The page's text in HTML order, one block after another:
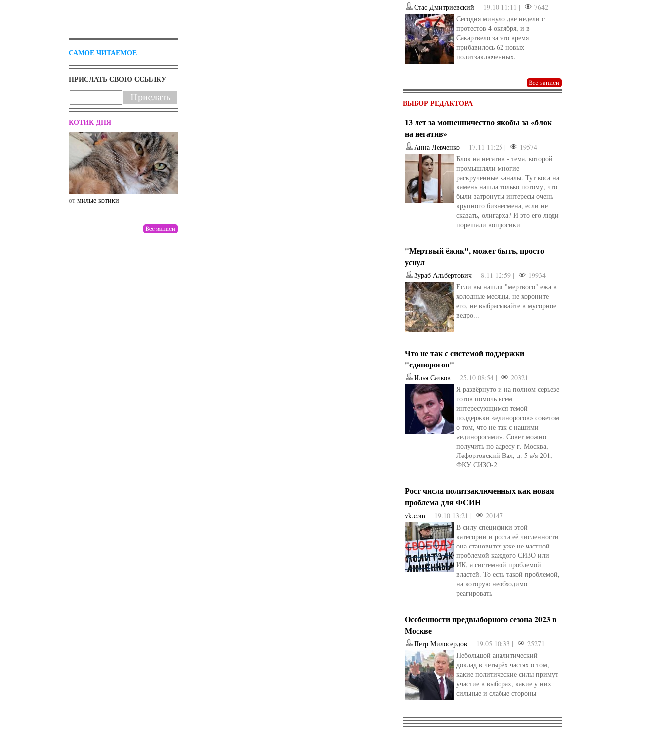
САМОЕ ЧИТАЕМОЕ
ПРИСЛАТЬ СВОЮ ССЫЛКУ
КОТИК ДНЯ
отмилые котики Ирина Иновели от kotyaravesel
Стас Дмитриевский 19.10 11:11 |
7642
Сегодня минуло две недели с
протестов 4 октября, и в
Сакартвело за это время
прибавилось 62 новых
политзаключенных.
ВЫБОР РЕДАКТОРА
13 лет за мошенничество якобы за «блок
на негатив»
Анна Левченко 17.11 11:25 |
19574
Блок на негатив - тема, которой
промышляли многие
раскрученные каналы. Тут коса на
камень нашла только потому, что
были затронуты интересы очень
крупного бизнесмена, если не
сказать, олигарха? И это его люди
порешали вопросики
"Мертвый ёжик", может быть, просто
уснул
Зураб Альбертович 8.11 12:59 |
19934
Если вы нашли "мертвого" ежа в
холодные месяцы, не хороните
его, не выбрасывайте в мусорное
ведро...
Что не так с системой поддержки
"единорогов"
Илья Сачков 25.10 08:54 |
20321
Я развёрнуто и на полном серьезе
готов помочь всем
интересующимся темой
поддержки «единорогов» советом
о том, что не так с нашими
«единорогами». Совет можно
получить по адресу г. Москва,
Лефортовский Вал, д. 5 а/я 201,
ФКУ СИЗО-2
Рост числа политзаключенных как новая
проблема для ФСИН
vk.com 19.10 13:21 |
20147
В силу специфики этой
категории и роста её численности
она становится уже не частной
проблемой каждого СИЗО или
ИК, а системной проблемой
властей. То есть такой проблемой,
на которую необходимо
реагировать
Особенности предвыборного сезона 2023 в
Москве
Петр Милосердов 19.05 10:33 |
25271
Небольшой аналитический
доклад в четырёх частях о том,
какие политические силы примут
участие в выборах, какие у них
сильные и слабые стороны